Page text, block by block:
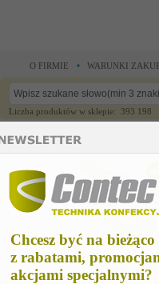
Chcesz być na bieżąco
z rabatami,
akcjami specjalnymi?
O FIRMIE WARUNKI
Liczba produktów w sklepie: 393 198
CZĘŚCI ZAMIENNE
do maszyn szwalniczych >Części
knee valve us